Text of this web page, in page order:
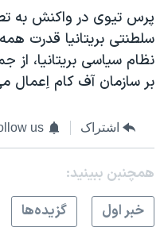
پرس تيوی در واکنش به
سلطنتی بريتانيا قدرت
نظام سياسی بريتانيا، از
بر سازمان آف کام اِعمال
اشتراک us
همچنبن ببینید:
خبر اول
گزيده‌ها